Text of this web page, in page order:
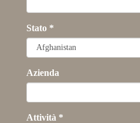
Stato *
Azienda
Attività *